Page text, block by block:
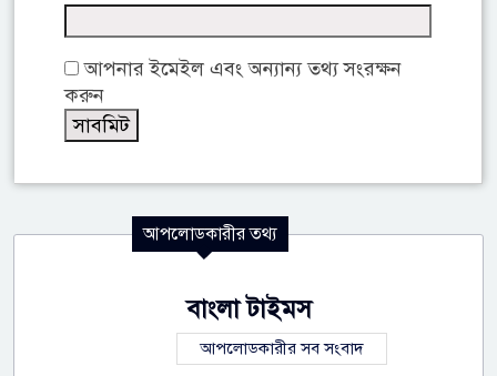
আপনার ইমেইল এবং অন্যান্য তথ্য সংরক্ষন
করুন
আপলোডকারীর তথ্য
বাংলা টাইমস
আপলোডকারীর সব সংবাদ